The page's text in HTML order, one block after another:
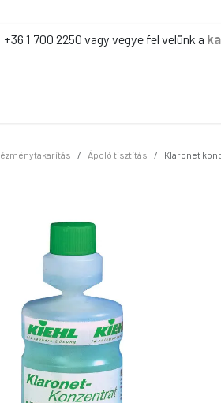
1 700 2250 vagy vegye fel velünk a
Ápoló tisztítás Klaronet